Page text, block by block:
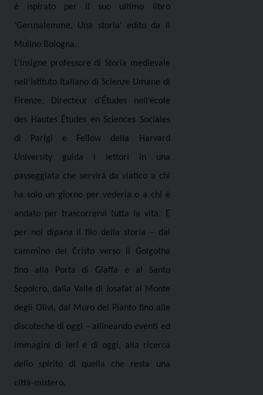
è ispirato per il suo ultimo libro
‘Gerusalemme. Una storia’ edito da Il
Mulino Bologna.
L’insigne professore di Storia medievale
nell’Istituto Italiano di Scienze Umane di
Firenze, Directeur d’Études nell’école
des Hautes Études en Sciences Sociales
di Parigi e Fellow della Harvard
University guida i lettori in una
passeggiata che servirà da viatico a chi
ha solo un giorno per vederla o a chi è
andato per trascorrervi tutta la vita. E
per noi dipana il filo della storia – dal
cammino del Cristo verso il Golgotha
fino alla Porta di Giaffa e al Santo
Sepolcro, dalla Valle di Josafat al Monte
degli Olivi, dal Muro del Pianto fino alle
discoteche di oggi – allineando eventi ed
immagini di ieri e di oggi, alla ricerca
dello spirito di quella che resta una
città-mistero.